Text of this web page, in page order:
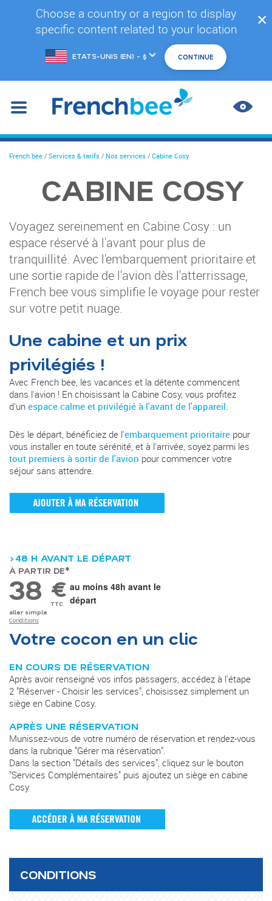
Choose a country or a region to display
specific content related to your location
de
✕
LES
You
French bee / Services & tarifs / Nos services / Cabine Cosy
CABINE COSY
Voyagez sereinement en Cabine Cosy : un
espace réservé à l'avant pour plus de
tranquillité. Avec l'embarquement prioritaire et
une sortie rapide de l'avion dès l'atterrissage,
French bee vous simplifie le voyage pour rester
sur votre petit nuage.
Une cabine et un prix
privilégiés !
Avec French bee, les vacances et la détente commencent
dans l'avion ! En choisissant la Cabine Cosy, vous profitez
d'un espace calme et privilégié à l'avant de l'appareil
Dès le départ, bénéficiez de l'embarquement prioritaire pour
vous installer en toute sérénité, et à l'arrivée, soyez parmi les
tout premiers à sortir de l'avion pour commencer votre
séjour sans attendre.
>48 H AVANT LE DÉPART
À PARTIR DE*
38 €
TTC
au moins 48h avant le
départ
aller simple
Conditions
Votre cocon en un clic
EN COURS DE RÉSERVATION
Après avoir renseigné vos infos passagers, accédez à l'étape
2 "Réserver - Choisir les services", choisissez simplement un
siège en Cabine Cosy.
APRÈS UNE RÉSERVATION
Munissez-vous de votre numéro de réservation et rendez-vous
dans la rubrique "Gérer ma réservation".
Dans la section "Détails des services", cliquez sur le bouton
"Services Complémentaires" puis ajoutez un siège en cabine
Cosy
CONDITIONS